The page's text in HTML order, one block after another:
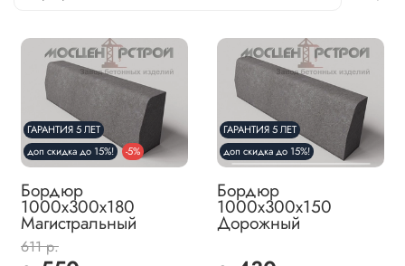
ГАРАНТИЯ 5 ЛЕТ
доп скидка до 15%!
-5%
Бордюр
1000х300х180
Магистральный
611 р.
ГАРАНТИЯ 5 ЛЕТ
доп скидка до 15%!
Бордюр
1000х300х150
Дорожный